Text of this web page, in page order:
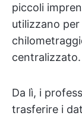
piccoli
utilizzano
centralizzato.
Da lì, i
trasferire i